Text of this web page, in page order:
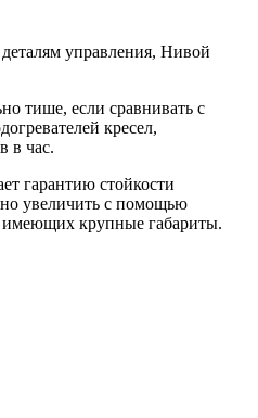
управления, Нивой
тише, если сравнивать с
кресел,
в час.
гарантию стойкости
увеличить с помощью
имеющих крупные габариты.